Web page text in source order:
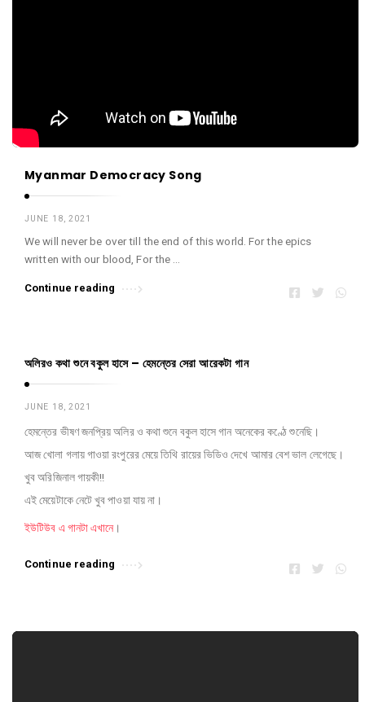
Myanmar Democracy Song
JUNE 18, 2021
We will never be over till the end of this world. For the epics
written with our blood, For the …
Continue reading
অলিরও কথা শুনে বকুল হাসে – হেমন্তের সেরা আরেকটা গান
JUNE 18, 2021
হেমন্তের ভীষণ জনপ্রিয় অলির ও কথা শুনে বকুল হাসে গান অনেকের কণ্ঠে শুনেছি।
আজ খোলা গলায় গাওয়া রংপুরের মেয়ে তিথি রায়ের ভিডিও দেখে আমার বেশ ভাল লেগেছে।
খুব অরিজিনাল গায়কী!!
এই মেয়েটাকে নেটে খুব পাওয়া যায় না।
ইউটিউব এ গানটা এখানে।
Continue reading